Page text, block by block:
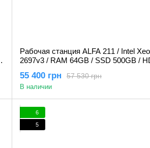
Рабочая станция ALFA 211 / Intel
2697v3 / RAM 64GB / SSD 500GB /
57 530 грн
55 400 грн
В наличии
6
5